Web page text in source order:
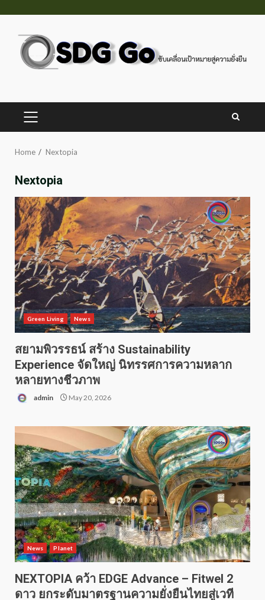
content
PRIMARY
Home Nextopia
Nextopia
Green Living News
สยามพิวรรธน์ สร้าง Sustainability
Experience จัดใหญ่ นิทรรศการความหลาก
หลายทางชีวภาพ
admin May 20, 2026
News Planet
NEXTOPIA คว้า EDGE Advance – Fitwel 2
ดาว ยกระดับมาตรฐานความยั่งยืนไทยสู่เวที